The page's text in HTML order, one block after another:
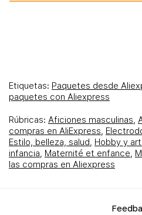
Etiquetas: Paquetes desde
paquetes con Aliexpress
Rúbricas: Aficiones masculinas,
compras en AliExpress,
Estilo, belleza, salud, Hobby y
infancia, Maternité et enfance,
las compras en Aliexpress